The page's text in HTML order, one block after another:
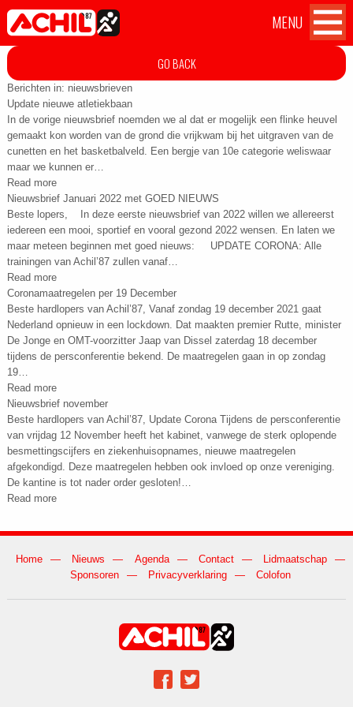
Atletiekvereniging Achil
MENU
Home
TILBURG TEN MILES CHALLENGE
AANMELDEN
Achil
Facebook
GO BACK
Berichten in: nieuwsbrieven
Update nieuwe atletiekbaan
In de vorige nieuwsbrief noemden we al dat er mogelijk een flinke heuvel
gemaakt kon worden van de grond die vrijkwam bij het uitgraven van de
cunetten en het basketbalveld. Een bergje van 10e categorie weliswaar
maar we kunnen er…
Read more
Nieuwsbrief Januari 2022 met GOED NIEUWS
Beste lopers, In deze eerste nieuwsbrief van 2022 willen we allereerst
iedereen een mooi, sportief en vooral gezond 2022 wensen. En laten we
maar meteen beginnen met goed nieuws: UPDATE CORONA: Alle
trainingen van Achil’87 zullen vanaf…
Read more
Coronamaatregelen per 19 December
Beste hardlopers van Achil’87, Vanaf zondag 19 december 2021 gaat
Nederland opnieuw in een lockdown. Dat maakten premier Rutte, minister
De Jonge en OMT-voorzitter Jaap van Dissel zaterdag 18 december
tijdens de persconferentie bekend. De maatregelen gaan in op zondag
19…
Read more
Nieuwsbrief november
Beste hardlopers van Achil’87, Update Corona Tijdens de persconferentie
van vrijdag 12 November heeft het kabinet, vanwege de sterk oplopende
besmettingscijfers en ziekenhuisopnames, nieuwe maatregelen
afgekondigd. Deze maatregelen hebben ook invloed op onze vereniging.
De kantine is tot nader order gesloten!…
Read more
Home Nieuws Agenda Contact
Lidmaatschap
Sponsoren
Privacyverklaring Colofon